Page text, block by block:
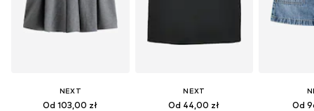
NEXT
Od 103,00 zł
NEXT
Od 44,00 zł Od